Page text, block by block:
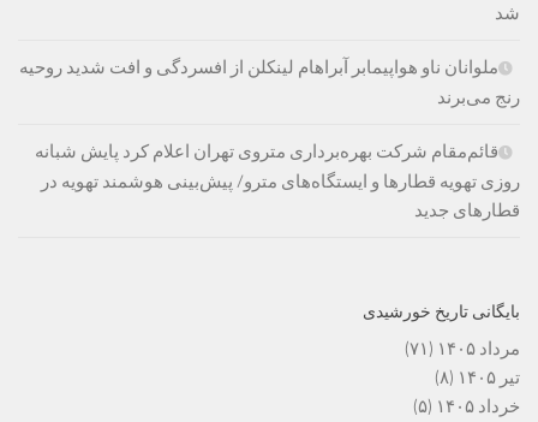
شد
ملوانان ناو هواپیمابر آبراهام لینکلن از افسردگی و افت شدید روحیه
رنج می‌برند
قائم‌مقام شرکت بهره‌برداری متروی تهران اعلام کرد پایش شبانه
روزی تهویه قطارها و ایستگاه‌های مترو/ پیش‌بینی هوشمند تهویه در
قطارهای جدید
بایگانی تاریخ خورشیدی
مرداد ۱۴۰۵
(۷۱)
تیر ۱۴۰۵
(۸)
خرداد ۱۴۰۵
(۵)